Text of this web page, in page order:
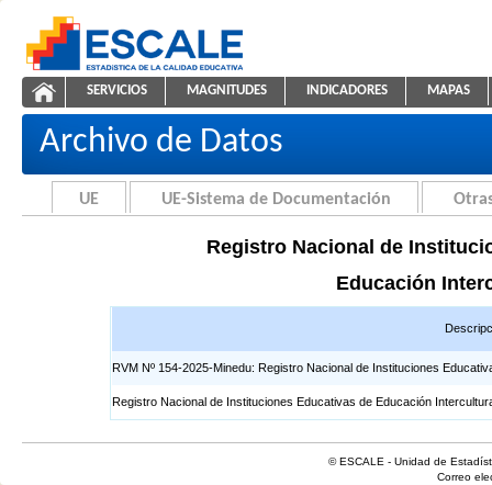
ESCALE - Unidad de Estadística Educativa
Registros EIB
NAVEGACIÓN
SERVICIOS MAGNITUDES INDICADORES MAPAS
Archivo de Datos
UE UE-Sistema de Documentación
Registro Nacional de
Educación
RVM Nº 154-2025-Minedu: Registro Nacional de Instituciones
Registro Nacional de Instituciones Educativas de Educación
© ESCALE - Unidad de
Correo